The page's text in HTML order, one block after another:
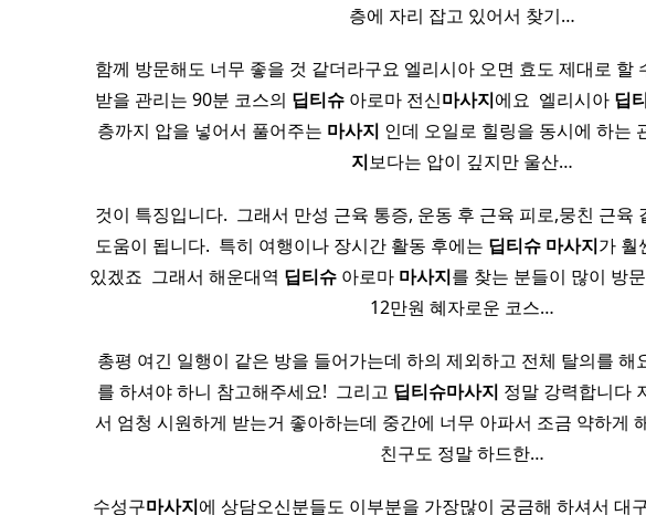
층에 자리 잡고 있어서 찾기…
함께 방문해도 너무 좋을 것 같더라구요 엘리시아 오면 효도 제대로 할
받을 관리는 90분 코스의 딥티슈아로마 전신마사지에요 ​ 엘리시아 딥
층까지 압을 넣어서 풀어주는 마사지 인데 오일로 힐링을 동시에 하는
지보다는 압이 깊지만 울산…
것이 특징입니다. ​ 그래서 만성 근육 통증, 운동 후 근육 피로,뭉친 근육
도움이 됩니다. ​ 특히 여행이나 장시간 활동 후에는 딥티슈 마사지가 훨
있겠죠 ​ 그래서 해운대역 딥티슈 아로마 마사지를 찾는 분들이 많이 방
12만원 혜자로운 코스…
총평 여긴 일행이 같은 방을 들어가는데 하의 제외하고 전체 탈의를 해
를 하셔야 하니 참고해주세요! ​ 그리고 딥티슈마사지 정말 강력합니다
서 엄청 시원하게 받는거 좋아하는데 중간에 너무 아파서 조금 약하게
친구도 정말 하드한…
수성구마사지에 상담오신분들도 이부분을 가장많이 궁금해 하셔서 대